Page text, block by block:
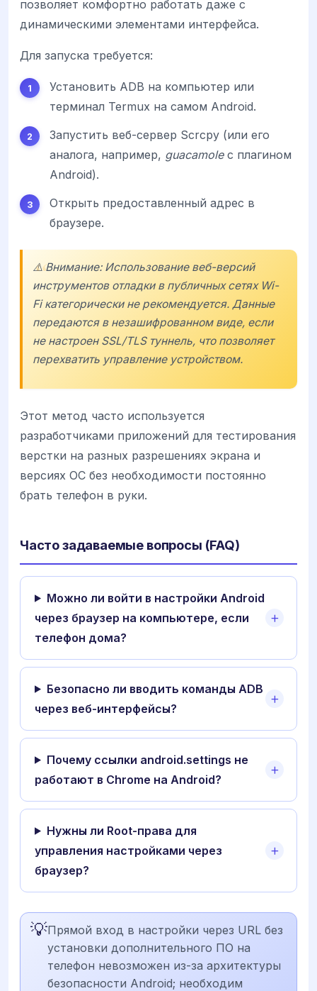
позволяет комфортно работать даже с
динамическими элементами интерфейса.
Для запуска требуется:
Установить ADB на компьютер или
терминал Termux на самом Android.
Запустить веб-сервер Scrcpy (или его
аналога, например, guacamoleс плагином
Android).
Открыть предоставленный адрес в
браузере.
⚠️ Внимание: Использование веб-версий
инструментов отладки в публичных сетях Wi-
Fi категорически не рекомендуется. Данные
передаются в незашифрованном виде, если
не настроен SSL/TLS туннель, что позволяет
перехватить управление устройством.
Этот метод часто используется
разработчиками приложений для тестирования
верстки на разных разрешениях экрана и
версиях ОС без необходимости постоянно
брать телефон в руки.
Часто задаваемые вопросы (FAQ)
Можно ли войти в настройки Android
через браузер на компьютере, если
телефон дома?
Безопасно ли вводить команды ADB
через веб-интерфейсы?
Почему ссылки android.settings не
работают в Chrome на Android?
Нужны ли Root-права для
управления настройками через
браузер?
💡Прямой вход в настройки через URL без
установки дополнительного ПО на
телефон невозможен из-за архитектуры
безопасности Android; необходим